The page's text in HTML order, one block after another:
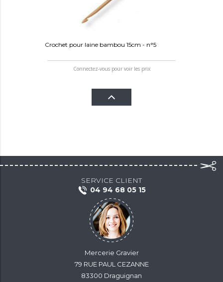
Crochet pour laine bambou 15cm - n°5
Connectez-vous pour voir les prix
SERVICE CLIENT
04 94 68 05 15
Mercerie Gravier
79 RUE PAUL CEZANNE
83300 Draguignan